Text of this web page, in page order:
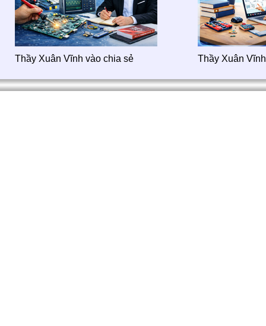
Thầy Xuân Vĩnh vào chia sẻ Thầy Xuân